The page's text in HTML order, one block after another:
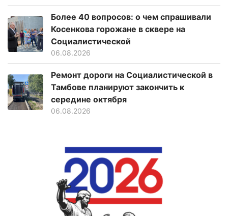
Более 40 вопросов: о чем спрашивали
Косенкова горожане в сквере на
Социалистической
06.08.2026
Ремонт дороги на Социалистической в
Тамбове планируют закончить к
середине октября
06.08.2026